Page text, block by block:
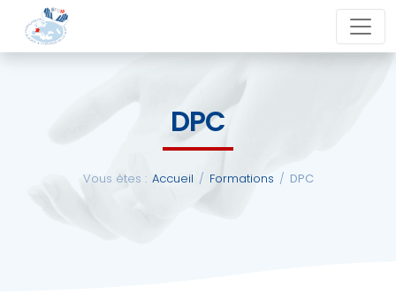
DPC
Vous êtes : Accueil / Formations / DPC
close